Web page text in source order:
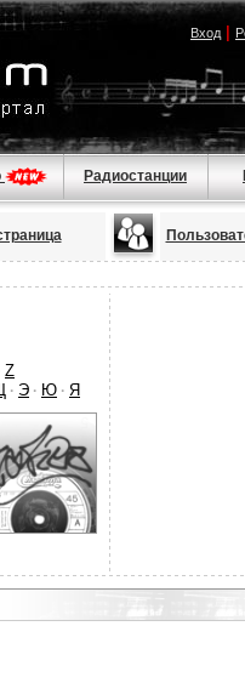
Вход|
Радиостанции
Z
· Э · Ю · Я